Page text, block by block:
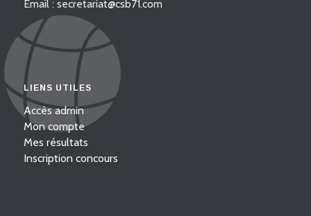
Email : secretariat@csb71.com
LIENS UTILES
Accès admin
Mon compte
Mes résultats
Inscription concours